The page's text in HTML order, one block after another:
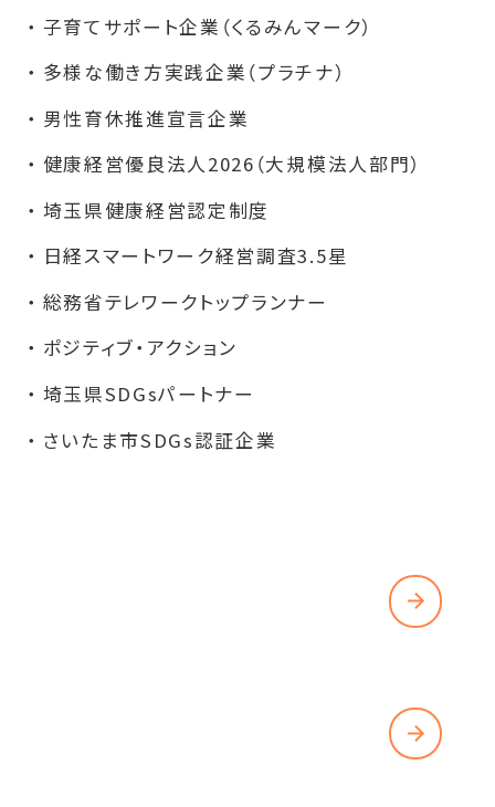
子育てサポート企業（くるみんマーク）
多様な働き方実践企業（プラチナ）
男性育休推進宣言企業
健康経営優良法人2026（大規模法人部門）
埼玉県健康経営認定制度
日経スマートワーク経営調査3.5星
総務省テレワークトップランナー
ポジティブ・アクション
埼玉県SDGsパートナー
さいたま市SDGs認証企業